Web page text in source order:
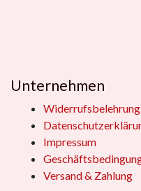
Unternehmen
Widerrufsbelehrung
Impressum
Versand & Zahlung